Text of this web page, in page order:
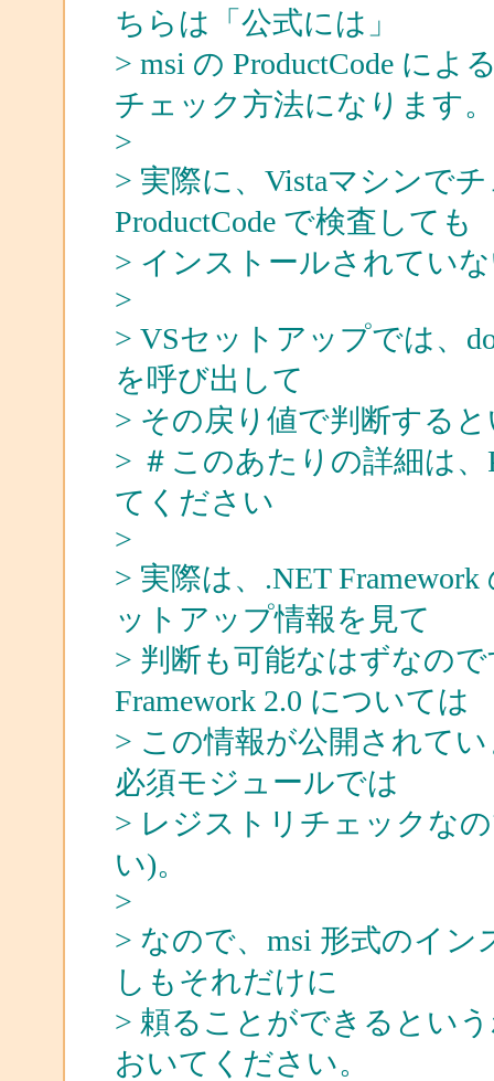
ちらは「公式には」
> msi の ProductCode に
チェック方法になります。
>
> 実際に、Vistaマシンで
ProductCode で検査しても
> インストールされてい
>
> VSセットアップでは、
を呼び出して
> その戻り値で判断する
> ＃このあたりの詳細は、
てください
>
> 実際は、.NET
ットアップ情報を見て
> 判断も可能なはずなの
Framework 2.0 については
> この情報が公開されて
必須モジュールでは
> レジストリチェックな
い)。
>
> なので、msi 形式のイ
しもそれだけに
> 頼ることができるとい
おいてください。